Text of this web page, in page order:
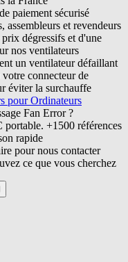
paiement sécurisé
assembleurs et revendeurs
dégressifs et d'une
nos ventilateurs
un ventilateur défaillant
connecteur de
éviter la surchauffe
pour Ordinateurs
Fan Error ?
portable. +1500 références
rapide
pour nous contacter
ce que vous cherchez